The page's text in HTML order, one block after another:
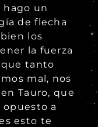
hago un
de flecha
los
la fuerza
tanto
mal, nos
Tauro, que
opuesto a
esto te